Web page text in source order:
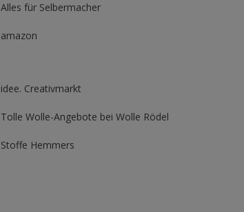
Alles für Selbermacher
amazon
idee. Creativmarkt
Tolle Wolle-Angebote bei Wolle Rödel
Stoffe Hemmers